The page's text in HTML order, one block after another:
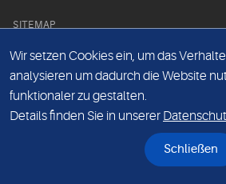
SITEMAP
NEWS PARTNER
Wir setzen Cookies ein, um das
analysieren um dadurch die Website
funktionaler zu gestalten.
Details finden Sie in unserer
Schließen